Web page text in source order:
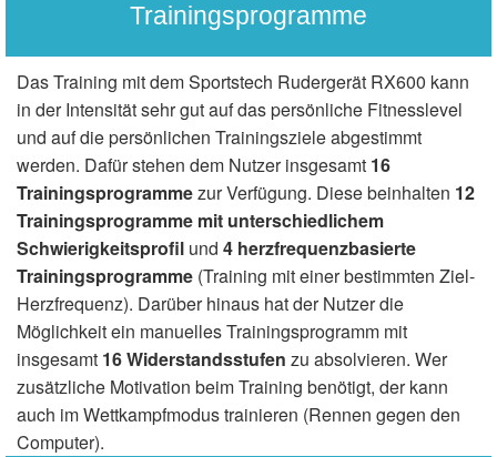
Trainingsprogramme
Das Training mit dem Sportstech Rudergerät RX600 kann
in der Intensität sehr gut auf das persönliche Fitnesslevel
und auf die persönlichen Trainingsziele abgestimmt
werden. Dafür stehen dem Nutzer insgesamt 16
Trainingsprogrammezur Verfügung. Diese beinhalten 12
Trainingsprogramme mit unterschiedlichem
Schwierigkeitsprofil und 4 herzfrequenzbasierte
Trainingsprogramme (Training mit einer bestimmten Ziel-
Herzfrequenz). Darüber hinaus hat der Nutzer die
Möglichkeit ein manuelles Trainingsprogramm mit
insgesamt 16 Widerstandsstufen zu absolvieren. Wer
zusätzliche Motivation beim Training benötigt, der kann
auch im Wettkampfmodus trainieren (Rennen gegen den
Computer).